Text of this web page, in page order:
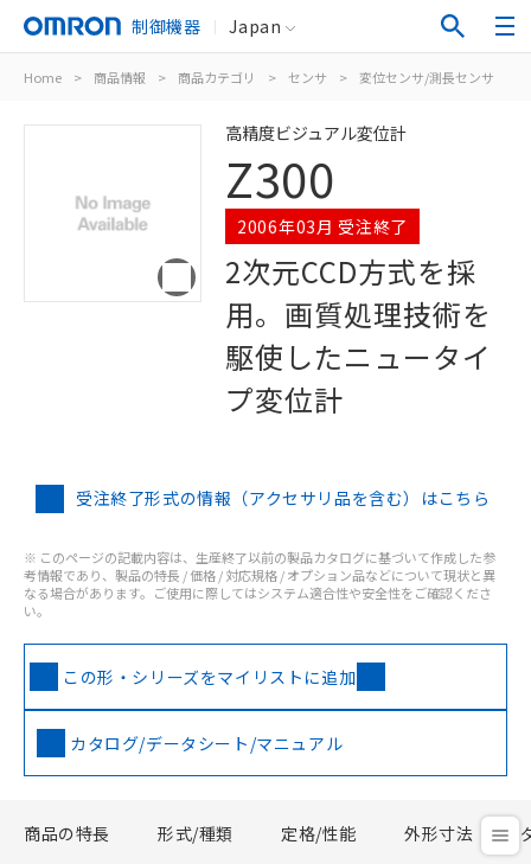
制御機器 Japan
Home > 商品情報 > 商品カテゴリ > センサ > 変位センサ/測長センサ
高精度ビジュアル変位計
Z300
2006年03月 受注終了
2次元CCD方式を採
用。画質処理技術を
駆使したニュータイ
プ変位計
受注終了形式の情報（アクセサリ品を含む）はこちら
※ このページの記載内容は、生産終了以前の製品カタログに基づいて作成した参
考情報であり、製品の特長 / 価格 / 対応規格 / オプション品などについて現状と異
なる場合があります。ご使用に際してはシステム適合性や安全性をご確認くださ
い。
この形・シリーズをマイリストに追加
カタログ/データシート/マニュアル
商品の特長 形式/種類 定格/性能 外形寸法